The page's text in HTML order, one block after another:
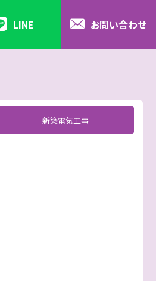
LINE お問い合わせ
新築電気工事